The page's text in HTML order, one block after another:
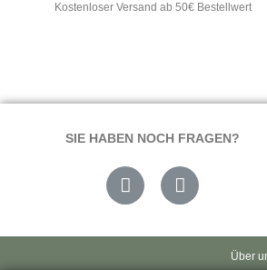
Kostenloser Versand ab 50€ Bestellwert
SIE HABEN NOCH FRAGEN?
Über